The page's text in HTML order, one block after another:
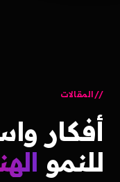
المقالات
أفكار
للنمو